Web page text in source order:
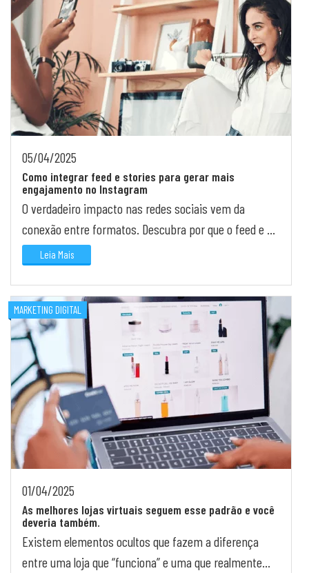
05/04/2025
Como integrar feed e stories para gerar mais
engajamento no Instagram
O verdadeiro impacto nas redes sociais vem da
conexão entre formatos. Descubra por que o feed e os
stories devem trabalhar juntos e como fazer isso de
forma...
Leia Mais
MARKETING DIGITAL
01/04/2025
As melhores lojas virtuais seguem esse padrão e você
deveria também.
Existem elementos ocultos que fazem a diferença
entre uma loja que “funciona” e uma que realmente